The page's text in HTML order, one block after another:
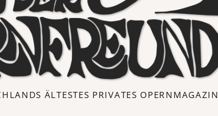
ÄLTESTES PRIVATES OPERNMAGAZIN